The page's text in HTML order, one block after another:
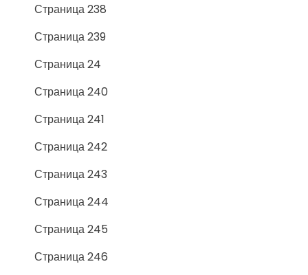
Страница 238
Страница 239
Страница 24
Страница 240
Страница 241
Страница 242
Страница 243
Страница 244
Страница 245
Страница 246